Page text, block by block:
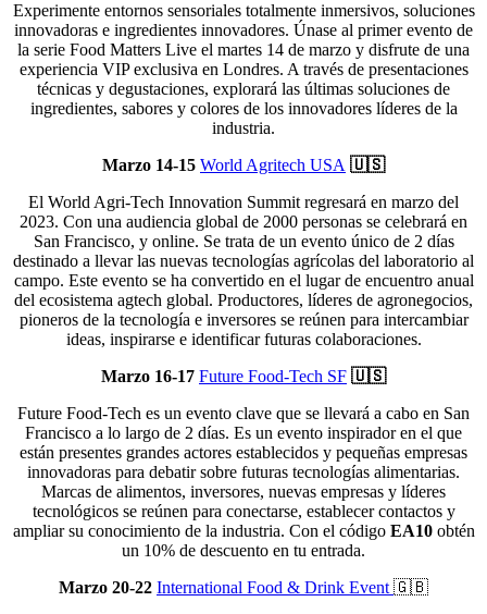
Experimente entornos sensoriales totalmente inmersivos, soluciones
innovadoras e ingredientes innovadores. Únase al primer evento de
la serie Food Matters Live el martes 14 de marzo y disfrute de una
experiencia VIP exclusiva en Londres. A través de presentaciones
técnicas y degustaciones, explorará las últimas soluciones de
ingredientes, sabores y colores de los innovadores líderes de la
industria.
Marzo 14-15 World Agritech USA 🇺🇸
El World Agri-Tech Innovation Summit regresará en marzo del
2023. Con una audiencia global de 2000 personas se celebrará en
San Francisco, y online. Se trata de un evento único de 2 días
destinado a llevar las nuevas tecnologías agrícolas del laboratorio al
campo. Este evento se ha convertido en el lugar de encuentro anual
del ecosistema agtech global. Productores, líderes de agronegocios,
pioneros de la tecnología e inversores se reúnen para intercambiar
ideas, inspirarse e identificar futuras colaboraciones.
Marzo 16-17 Future Food-Tech SF 🇺🇸
Future Food-Tech es un evento clave que se llevará a cabo en San
Francisco a lo largo de 2 días. Es un evento inspirador en el que
están presentes grandes actores establecidos y pequeñas empresas
innovadoras para debatir sobre futuras tecnologías alimentarias.
Marcas de alimentos, inversores, nuevas empresas y líderes
tecnológicos se reúnen para conectarse, establecer contactos y
ampliar su conocimiento de la industria. Con el código EA10obtén
un 10% de descuento en tu entrada.
Marzo 20-22 International Food & Drink Event 🇬🇧